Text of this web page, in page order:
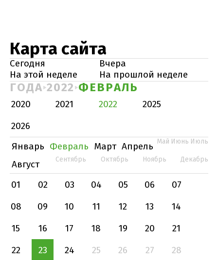
Карта сайта
Сегодня
Вчера
На этой неделе
На прошлой неделе
ГОДА 2022 ФЕВРАЛЬ
2020 2021 2022
2025
2026
Январь Февраль Март Апрель Май Июнь Июль
Август Сентябрь Октябрь Ноябрь Декабрь
01 02 03 04 05 06
07
08
09 10 11 12 13
14
15
16 17 18 19 20
21
22
23 24 25 26 27 28